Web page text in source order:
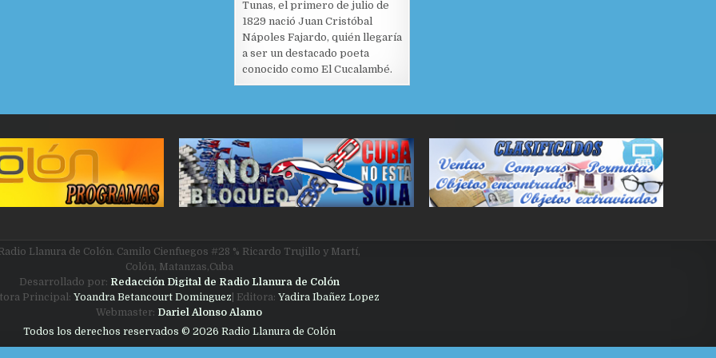
Tunas, el primero de julio de
1829 nació Juan Cristóbal
Nápoles Fajardo, quién llegaría
a ser un destacado poeta
conocido como El Cucalambé.
Llanura de Colón. Camilo Cienfuegos #28 % Ricardo Trujillo y Martí,
Colón, Matanzas,Cuba
Desarrollado por: Redacción Digital de Radio Llanura de Colón
Principal: Yoandra Betancourt Dominguez | Editora: Yadira Ibañez Lopez
Webmaster: Dariel Alonso Alamo
Todos los derechos reservados © 2026 Radio Llanura de Colón